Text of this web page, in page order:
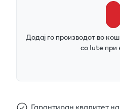
Додај го производот во
со Iute при